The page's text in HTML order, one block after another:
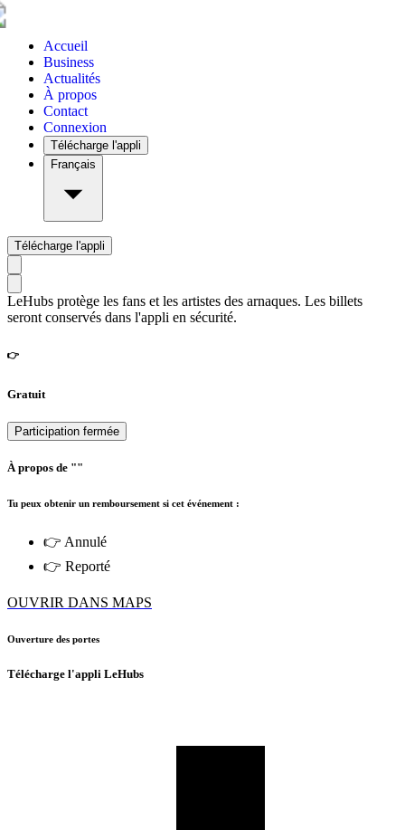
Accueil
Business
Actualités
À propos
Contact
Connexion
Télécharge l'appli
Français
Télécharge l'appli
LeHubs protège les fans et les artistes des arnaques. Les billets
seront conservés dans l'appli en sécurité.
👉
Gratuit
Participation fermée
À propos de ""
Tu peux obtenir un remboursement si cet événement :
👉 Annulé
👉 Reporté
OUVRIR DANS MAPS
Ouverture des portes
Télécharge l'appli LeHubs